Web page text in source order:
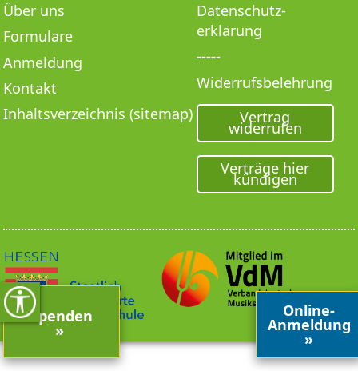
Spenden
»
Über uns
Formulare
Anmeldung
Kontakt
Inhaltsverzeichnis (sitemap)
Datenschutz­
erklärung
-----
Widerrufsbelehrung
Vertrag
widerrufen
Verträge hier
kündigen
Online-
Anmeldung
»